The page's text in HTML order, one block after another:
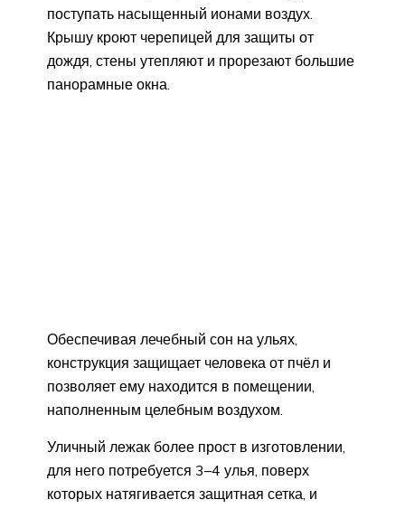
поступать насыщенный ионами воздух.
Крышу кроют черепицей для защиты от
дождя, стены утепляют и прорезают большие
панорамные окна.
Обеспечивая лечебный сон на ульях,
конструкция защищает человека от пчёл и
позволяет ему находится в помещении,
наполненным целебным воздухом.
Уличный лежак более прост в изготовлении,
для него потребуется 3–4 улья, поверх
которых натягивается защитная сетка, и